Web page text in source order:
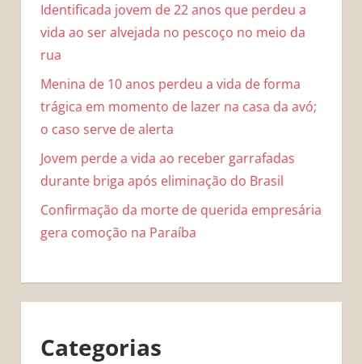
Identificada jovem de 22 anos que perdeu a
vida ao ser alvejada no pescoço no meio da
rua
Menina de 10 anos perdeu a vida de forma
trágica em momento de lazer na casa da avó;
o caso serve de alerta
Jovem perde a vida ao receber garrafadas
durante briga após eliminação do Brasil
Confirmação da morte de querida empresária
gera comoção na Paraíba
Categorias